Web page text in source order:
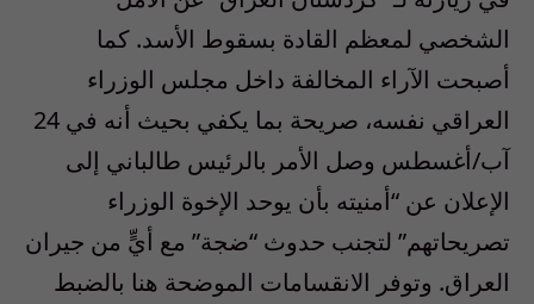
الشخصي لمعظم القادة بسقوط الأسد. كما
أصبحت الآراء المخالفة داخل مجلس الوزراء
العراقي نفسه، صريحة بما يكفي بحيث أنه في 24
آب/أغسطس وصل الأمر بالرئيس طالباني إلى
الإعلان عن “أمنيته بأن يوحد الإخوة الوزراء
تصريحاتهم” لتجنب حدوث “ضجة” مع أيٍّ من جيران
العراق. وتوفر الانقسامات الموضحة هنا بالضبط